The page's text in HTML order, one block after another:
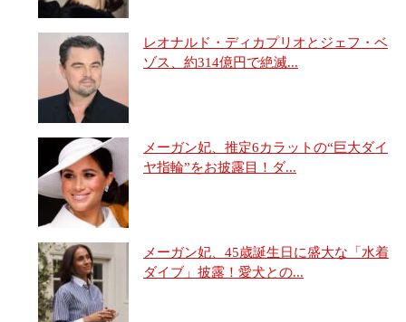
レオナルド・ディカプリオとジェフ・ベ
ゾス、約314億円で絶滅...
メーガン妃、推定6カラットの“巨大ダイ
ヤ指輪”をお披露目！ダ...
メーガン妃、45歳誕生日に盛大な「水着
ダイブ」披露！愛犬との...